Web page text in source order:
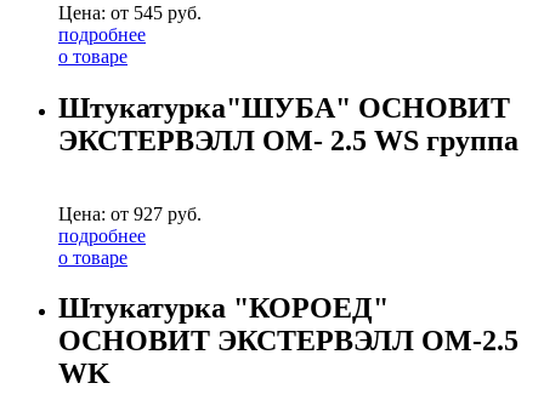
Цена: от 545 руб.
подробнее
о товаре
Штукатурка"ШУБА" ОСНОВИТ
ЭКСТЕРВЭЛЛ OM- 2.5 WS группа
Цена: от 927 руб.
подробнее
о товаре
Штукатурка "КОРОЕД"
ОСНОВИТ ЭКСТЕРВЭЛЛ OM-2.5
WK